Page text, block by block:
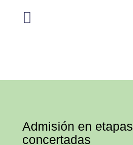

Admisión en etapas
concertadas